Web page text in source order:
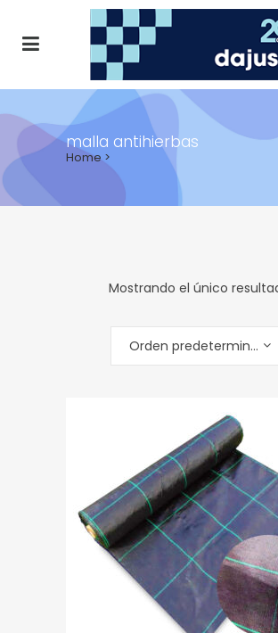
malla antihierbas
Home>
Mostrando el único
Orden predeterminado